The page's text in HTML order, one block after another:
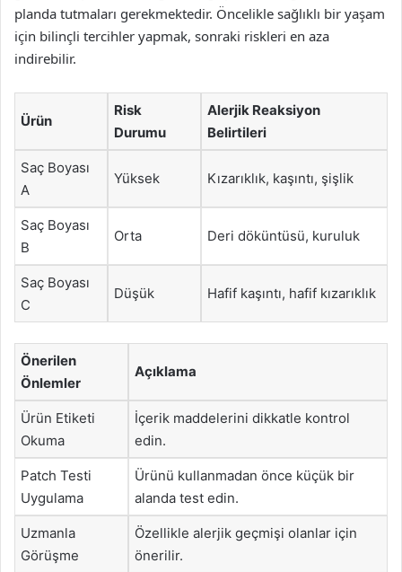
planda tutmaları gerekmektedir. Öncelikle sağlıklı bir yaşam
için bilinçli tercihler yapmak, sonraki riskleri en aza
indirebilir.
Ürün
Risk
Durumu
Alerjik Reaksiyon
Belirtileri
Saç Boyası
A
Yüksek Kızarıklık, kaşıntı, şişlik
Saç Boyası
B
Orta Deri döküntüsü, kuruluk
Saç Boyası
C
Düşük Hafif kaşıntı, hafif kızarıklık
Önerilen
Önlemler
Açıklama
Ürün Etiketi
Okuma
İçerik maddelerini dikkatle kontrol
edin.
Patch Testi
Uygulama
Ürünü kullanmadan önce küçük bir
alanda test edin.
Uzmanla
Görüşme
Özellikle alerjik geçmişi olanlar için
önerilir.